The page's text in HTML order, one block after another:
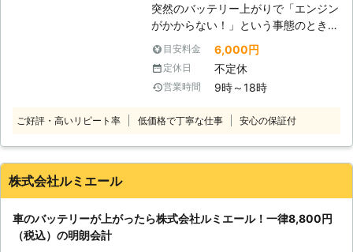
できます 車のバッテリーが上がって
しまったことに気づくのは、車を運転
しようとしたけれどうんともすんとも
動かないときです。実際に運転をしよ
うとしたその瞬間に気が付くので、時
間的に余裕がないことも多いでしょ
社クイックキャット」の出番です！弊
社は、24時間365日対応していま
す。毎日いつでもお客様のご依頼に備
らご連絡があったときに迅速に駆けつ
けることができるのです。 また最短
30分で対応できるので、バッテリー
突然のバッテリー上がりで「エンジン
がかからない！」という事態のとき、
頼れる業者を知っていると安心です。
普段は車の出張点検やクリーニングを
おこなうReinsですが、都内から神奈
川・埼玉まで車のバッテリー上がりに
ご連絡ください！ ●バッテリー上が
りやすいです。エンジンが動かず困っ
目安料金 6,000円
定休日 不定休
営業時間 9時～18時
ご好評・高いリピート率 低価格で丁寧な仕事 安心の保証付
株式会社ルミエール
車のバッテリーが上がったら株式会社ルミエール！一律8,800円
（税込）の明朗会計